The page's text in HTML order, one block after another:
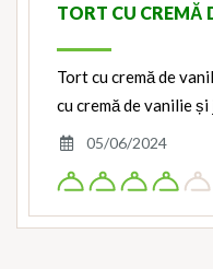
TORT CU CREMĂ
Tort cu cremă de
cu cremă de vanilie
05/06/2024